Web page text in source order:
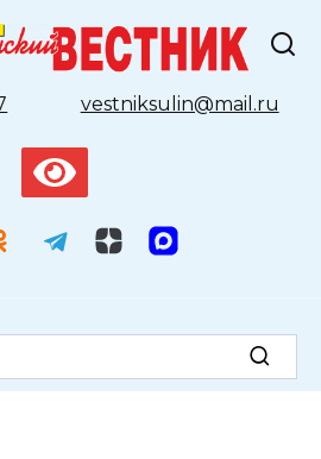
vestniksulin@mail.ru